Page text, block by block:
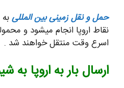
حمل و نقل زمینی بین المللی
نقاط اروپا انجام میشود و
اسرع وقت منتقل خواهند شد .
ارسال بار به اروپا به